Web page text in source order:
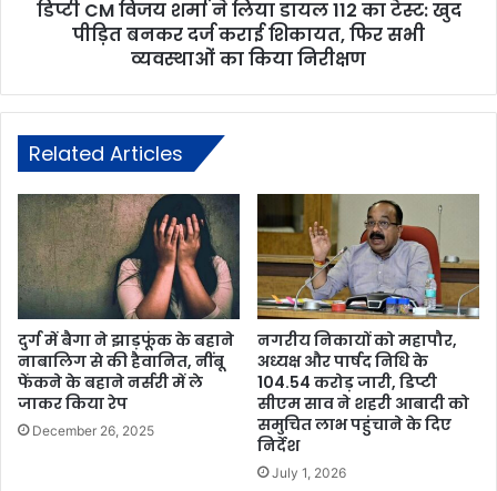
डिप्टी CM विजय शर्मा ने लिया डायल 112 का टेस्ट: खुद
पीड़ित बनकर दर्ज कराई शिकायत, फिर सभी
व्यवस्थाओं का किया निरीक्षण
Related Articles
दुर्ग में बैगा ने झाड़फूंक के बहाने
नाबालिग से की हैवानित, नींबू
फेंकने के बहाने नर्सरी में ले
जाकर किया रेप
December 26, 2025
नगरीय निकायों को महापौर,
अध्यक्ष और पार्षद निधि के
104.54 करोड़ जारी, डिप्टी
सीएम साव ने शहरी आबादी को
समुचित लाभ पहुंचाने के दिए
निर्देश
July 1, 2026